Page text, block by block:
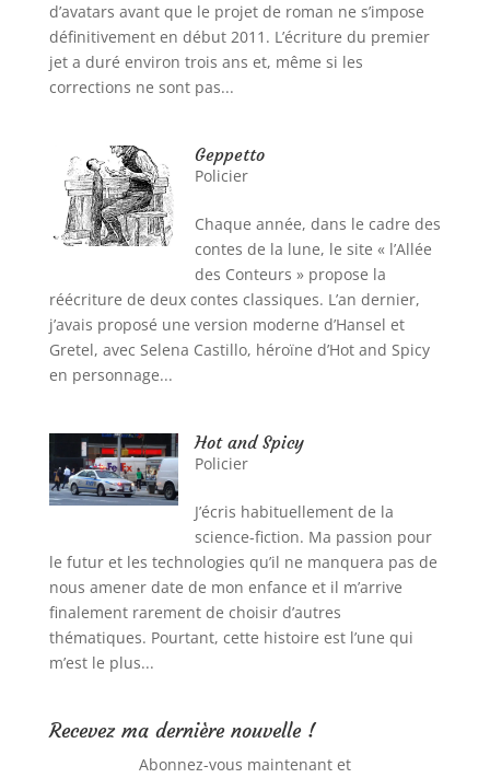
d’avatars avant que le projet de roman ne s’impose
définitivement en début 2011. L’écriture du premier
jet a duré environ trois ans et, même si les
corrections ne sont pas...
Geppetto
Policier
Chaque année, dans le cadre des
contes de la lune, le site « l’Allée
des Conteurs » propose la
réécriture de deux contes classiques. L’an dernier,
j’avais proposé une version moderne d’Hansel et
Gretel, avec Selena Castillo, héroïne d’Hot and Spicy
en personnage...
Hot and Spicy
Policier
J’écris habituellement de la
science-fiction. Ma passion pour
le futur et les technologies qu’il ne manquera pas de
nous amener date de mon enfance et il m’arrive
finalement rarement de choisir d’autres
thématiques. Pourtant, cette histoire est l’une qui
m’est le plus...
Recevez ma dernière nouvelle !
Abonnez-vous maintenant et